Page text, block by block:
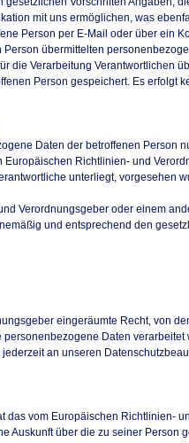
mit uns ermöglichen, was
Person per E-Mail oder über ein
übermittelten
die Verarbeitung Verantwortlichen
Person gespeichert. Es erfolgt
Daten der betroffenen Person
Richtlinien- und
unterliegt, vorgesehen
Verordnungsgeber oder einem
und entsprechend den
eingeräumte Recht, von
Daten verarbeitet
an unseren
vom Europäischen Richtlinien-
Auskunft über die zu seiner Person